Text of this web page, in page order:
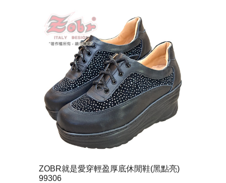
ZOBR就是愛穿輕盈厚底休閒鞋(黑點亮)
99306